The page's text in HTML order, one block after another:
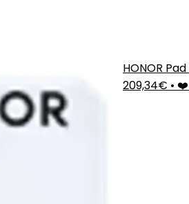
HONOR Pad
209,34€ • ❤️